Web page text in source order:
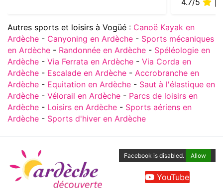
4.7/5 |
Autres sports et loisirs à Vogüé : Canoë Kayak en
Ardèche - Canyoning en Ardèche - Sports mécaniques
en Ardèche - Randonnée en Ardèche - Spéléologie en
Ardèche - Via Ferrata en Ardèche - Via Corda en
Ardèche - Escalade en Ardèche - Accrobranche en
Ardèche - Equitation en Ardèche - Saut à l'élastique en
Ardèche - Vélorail en Ardèche - Parcs de loisirs en
Ardèche - Loisirs en Ardèche - Sports aériens en
Ardèche - Sports d'hiver en Ardèche
Facebook is disabled. Allow
YouTube